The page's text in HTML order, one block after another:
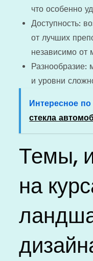
что особенно
Доступность:
от лучших
независимо от
Разнообразие:
и уровни
Интересное по
стекла
Темы,
на